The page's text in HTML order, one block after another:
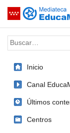
Saltar navegación
Palabra o frase:
Inicio
Canal
Últimos
Centros